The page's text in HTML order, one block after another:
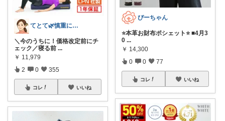
てとて🌿慎重に選ぶ派🧺💚
＼今のうちに！価格改定前にチ
ェック／寝る前 ...
￥ 11,979
2 0 355
コレ いいね
ぴーちゃん
⭐️本革お財布ポシェット⭐️ ■4月3
0 ...
￥ 14,300
0 0 77
コレ いいね